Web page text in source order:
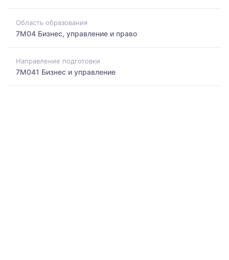
Область образования
7M04 Бизнес, управление и право
Направление подготовки
7M041 Бизнес и управление